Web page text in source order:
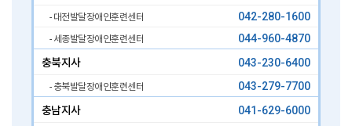
- 대전발달장애인훈련센터 042-280-1600
- 세종발달장애인훈련센터
044-960-4870
충북지사
043-230-6400
- 충북발달장애인훈련센터
043-279-7700
충남지사
041-629-6000